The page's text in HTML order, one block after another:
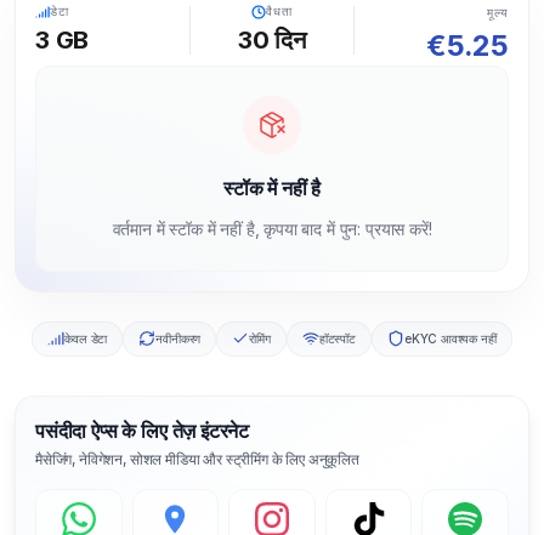
डेटा
3 GB
वैधता
30 दिन
मूल्य
€5.25
स्टॉक में नहीं है
वर्तमान में स्टॉक में नहीं है, कृपया बाद में पुन: प्रयास करें!
केवल डेटा नवीनीकरण रोमिंग हॉटस्पॉट eKYC आवश्यक नहीं
पसंदीदा ऐप्स के लिए तेज़ इंटरनेट
मैसेजिंग, नेविगेशन, सोशल मीडिया और स्ट्रीमिंग के लिए अनुकूलित